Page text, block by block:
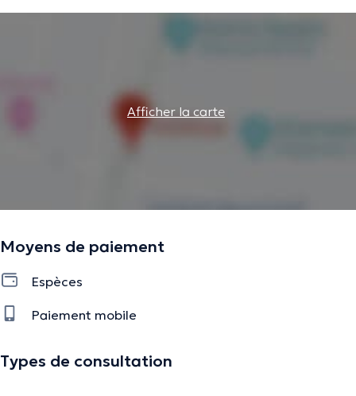
Afficher la carte
Moyens de paiement
Espèces
Paiement mobile
Types de consultation